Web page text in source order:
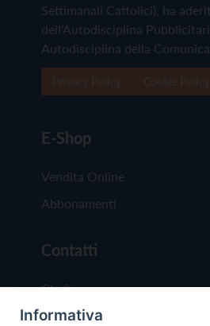
Settimanali Cattolici), ha
dell'Autodisciplina
Autodisciplina della
E-Shop
Vendita Online
Abbonamenti
Contatti
Chi Siamo
Redazione
Informativa